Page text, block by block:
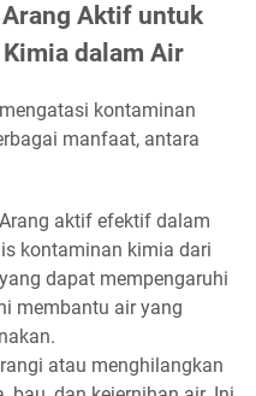
Aktif untuk
dalam Air
kontaminan
manfaat, antara
Arang aktif efektif dalam
kontaminan kimia dari
dapat mempengaruhi
membantu air yang
atau menghilangkan